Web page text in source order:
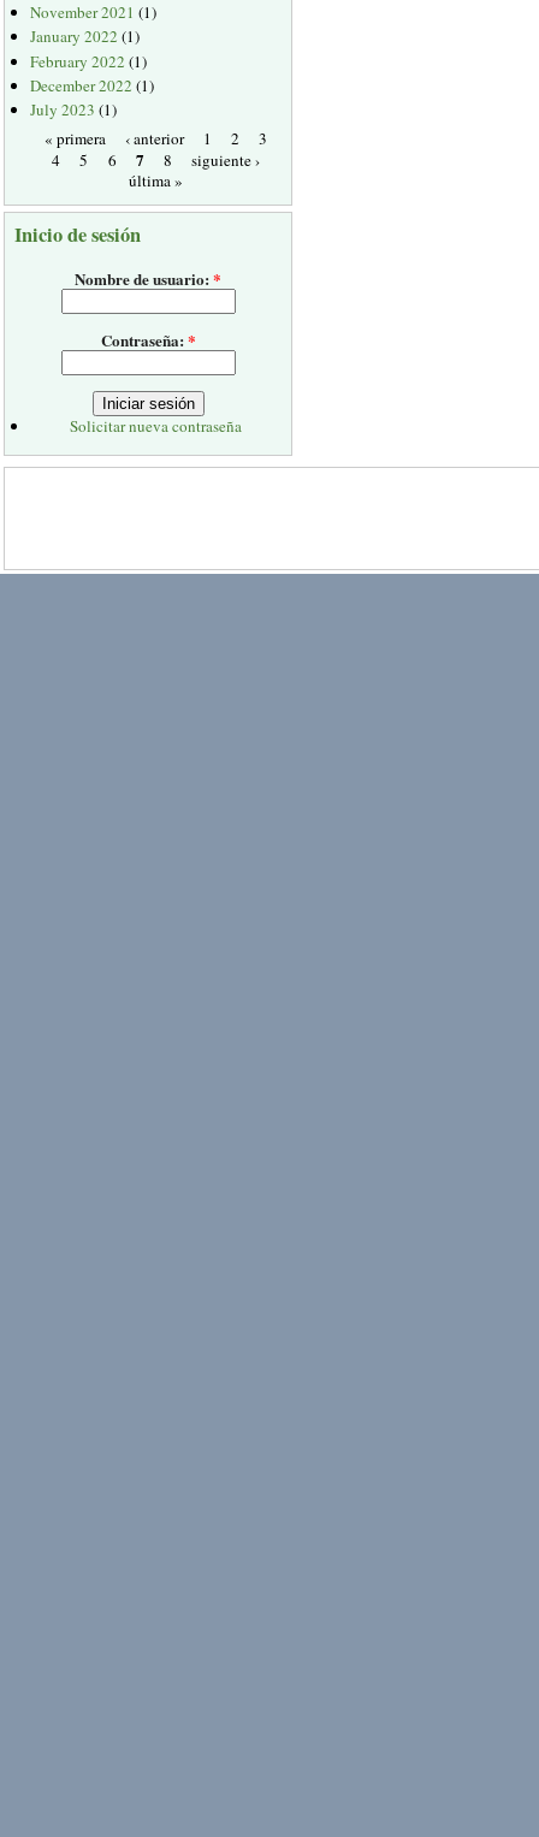
November 2021 (1)
January 2022 (1)
February 2022 (1)
December 2022 (1)
July 2023 (1)
« primera
‹ anterior 1 2
3
4
5 6 7 8
siguiente ›
última »
Inicio de sesión
Nombre de usuario:*
Contraseña:*
Solicitar nueva contraseña